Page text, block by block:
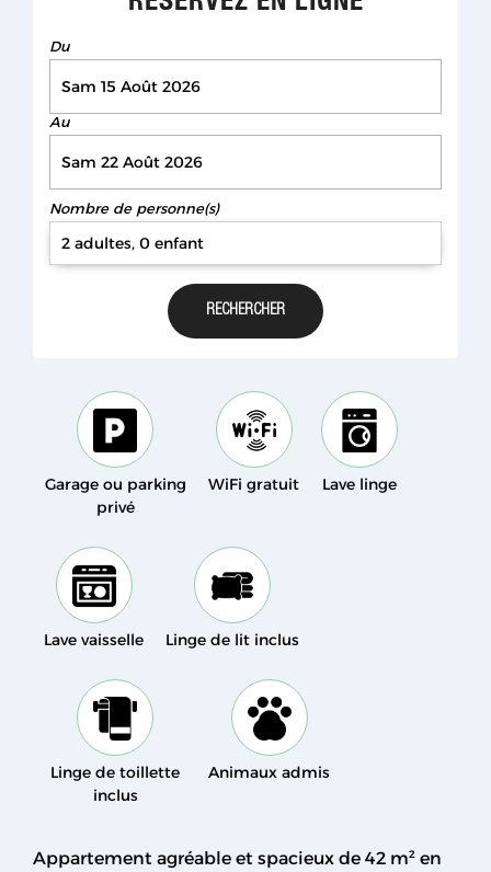
Du
Au
Nombre de personne(s)
2 adultes, 0 enfant
Garage ou parking
privé
WiFi gratuit Lave linge
Lave vaisselle Linge de lit inclus
Linge de toillette
inclus
Animaux admis
Appartement agréable et spacieux de 42 m² en